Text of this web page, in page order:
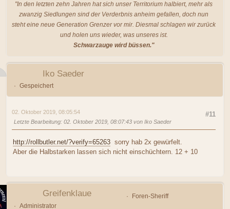
"In den letzten zehn Jahren hat sich unser Territorium halbiert, mehr als
zwanzig Siedlungen sind der Verderbnis anheim gefallen, doch nun
steht eine neue Generation Grenzer vor mir. Diesmal schlagen wir zurück
und holen uns wieder, was unseres ist.
Schwarzauge wird büssen."
Iko Saeder
Gespeichert
#11
02. Oktober 2019, 08:05:54
Letzte Bearbeitung: 02. Oktober 2019, 08:07:43 von Iko Saeder
http://rollbutler.net/?verify=65263 sorry hab 2x gewürfelt.
Aber die Halbstarken lassen sich nicht einschüchtern. 12 + 10
Greifenklaue
Foren-Sheriff
Administrator